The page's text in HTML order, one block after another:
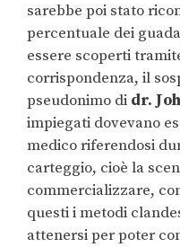
sarebbe poi stato
percentuale dei
essere scoperti
corrispondenza, il
pseudonimo di dr.
impiegati dovevano
medico riferendosi
carteggio, cioè la
commercializzare,
questi i metodi
attenersi per poter